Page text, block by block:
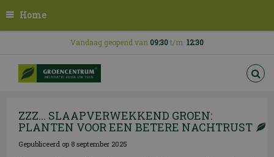
n
Home
Vandaag geopend van 09:30t/m. 12:30
ZZZ... SLAAPVERWEKKEND GROEN:
PLANTEN VOOR EEN BETERE NACHTRUST
Gepubliceerd op 8 september 2025